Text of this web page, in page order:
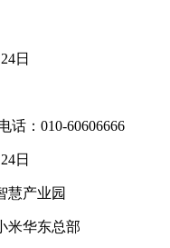
日
话：010-60606666
日
慧产业园
米华东总部